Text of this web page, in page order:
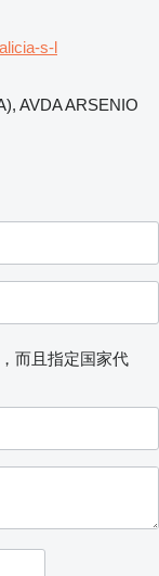
s-l
AVDA ARSENIO
而且指定国家代